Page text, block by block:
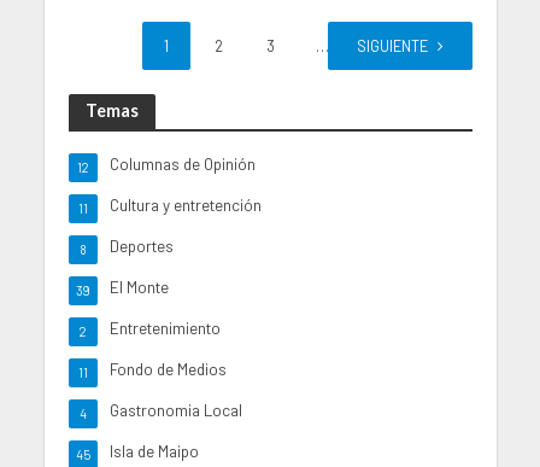
1 2 3 … 36
SIGUIENTE
Temas
Columnas de Opinión
12
Cultura y entretención
11
Deportes
8
El Monte
39
Entretenimiento
2
Fondo de Medios
11
Gastronomia Local
4
Isla de Maipo
45